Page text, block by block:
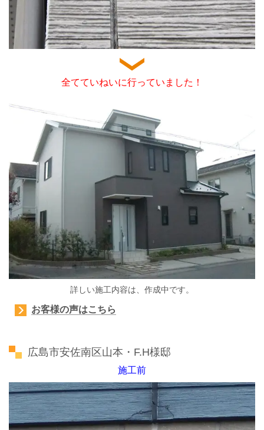
全てていねいに行っていました！
詳しい施工内容は、作成中です。
お客様の声はこちら
広島市安佐南区山本・F.H様邸
施工前